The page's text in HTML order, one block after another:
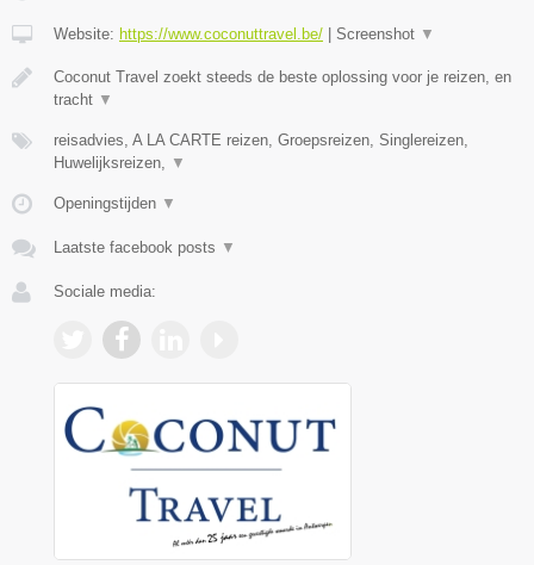
Website: https://www.coconuttravel.be/ Screenshot ▼
Coconut Travel zoekt steeds de beste oplossing voor je reizen, en
tracht ▼
reisadvies, A LA CARTE reizen, Groepsreizen, Singlereizen,
Huwelijksreizen,
▼
Openingstijden ▼
Laatste facebook posts ▼
Sociale media: